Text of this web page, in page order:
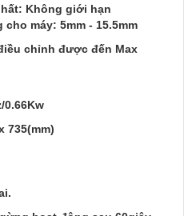
Không giới hạn
máy: 5mm - 15.5mm
chỉnh được đến Max
0.66Kw
735(mm)